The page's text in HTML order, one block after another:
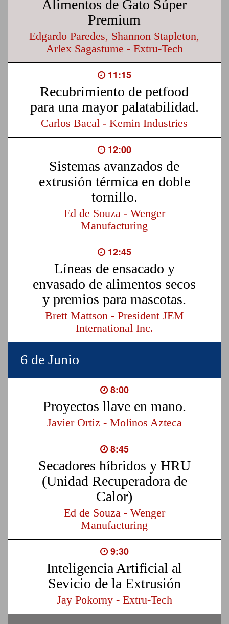
Alimentos de Gato Súper
Premium
Edgardo Paredes, Shannon Stapleton,
Arlex Sagastume - Extru-Tech
11:15
Recubrimiento de petfood
para una mayor palatabilidad.
Carlos Bacal - Kemin Industries
12:00
Sistemas avanzados de
extrusión térmica en doble
tornillo.
Ed de Souza - Wenger
Manufacturing
12:45
Líneas de ensacado y
envasado de alimentos secos
y premios para mascotas.
Brett Mattson - President JEM
International Inc.
6 de Junio
8:00
Proyectos llave en mano.
Javier Ortiz - Molinos Azteca
8:45
Secadores híbridos y HRU
(Unidad Recuperadora de
Calor)
Ed de Souza - Wenger
Manufacturing
9:30
Inteligencia Artificial al
Sevicio de la Extrusión
Jay Pokorny - Extru-Tech